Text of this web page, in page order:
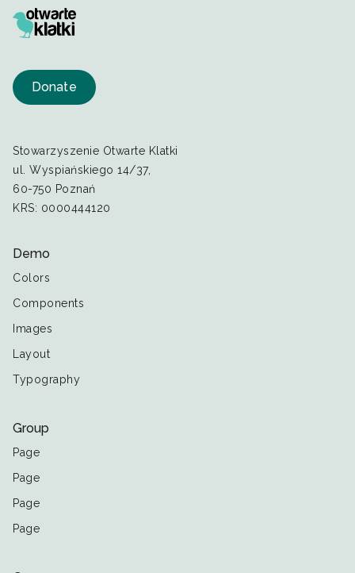
Donate
Stowarzyszenie Otwarte Klatki
ul. Wyspiańskiego 14/37,
60-750 Poznań
KRS: 0000444120
Demo
Colors
Components
Images
Layout
Typography
Group
Page
Page
Page
Page